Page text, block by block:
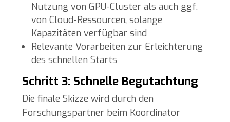
Nutzung von GPU-Cluster als auch ggf.
von Cloud-Ressourcen, solange
Kapazitäten verfügbar sind
Relevante Vorarbeiten zur Erleichterung
des schnellen Starts
Schritt 3: Schnelle Begutachtung
Die finale Skizze wird durch den
Forschungspartner beim Koordinator